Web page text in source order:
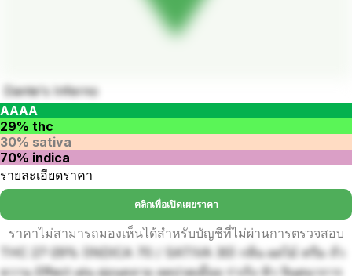
Dante's Inferno
AAAA
29% thc
30% sativa
70% indica
รายละเอียดราคา
คลิกเพื่อเปิดเผยราคา
ราคาไม่สามารถมองเห็นได้สำหรับบัญชีที่ไม่ผ่านการตรวจสอบ
THC 27-29% (INDICA 70 / SATIVA 30) กลิ่น ผลไม้ ครีม ถั่ว
หวาน Effect เด่น ผ่อนคลาย ลดปวดเมื่อย ร่าเริง หิว จินตนาการ